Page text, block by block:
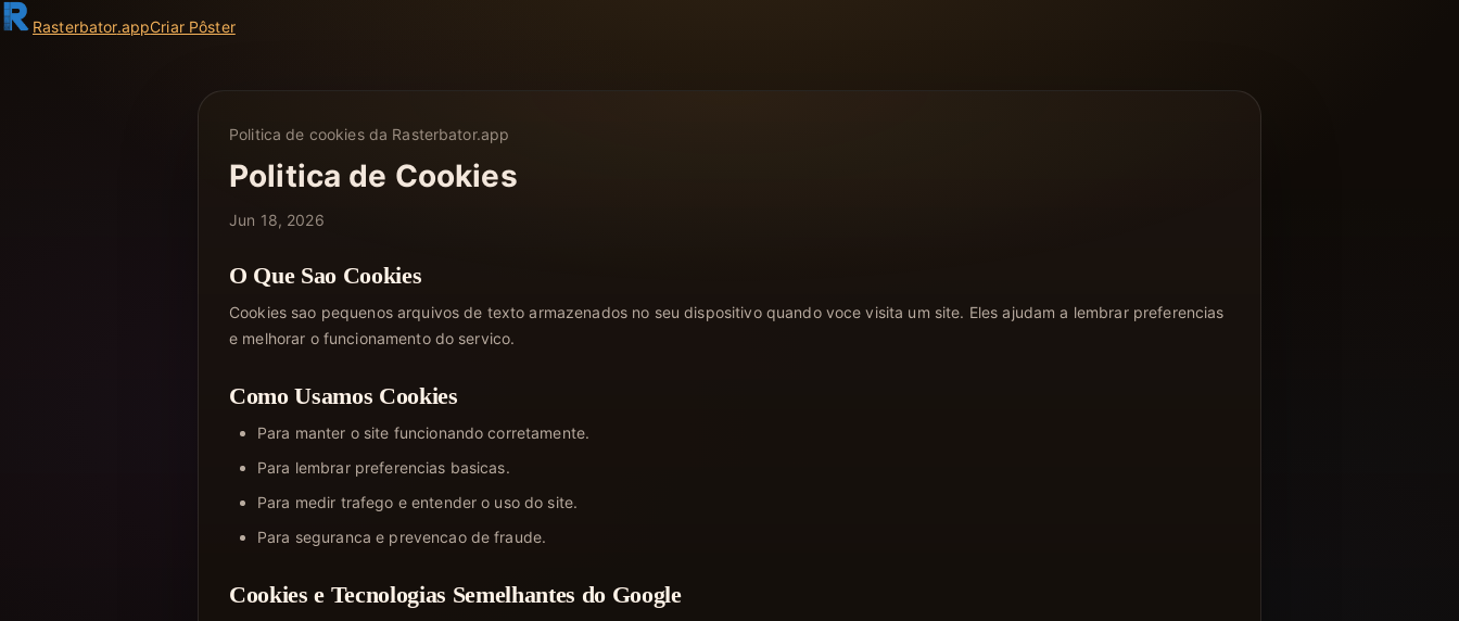
Rasterbator.appCriar Pôster
Politica de cookies da Rasterbator.app
Politica de Cookies
Jun 18, 2026
O Que Sao Cookies
Cookies sao pequenos arquivos de texto armazenados no seu dispositivo quando voce visita um site. Eles ajudam a lembrar preferencias
e melhorar o funcionamento do servico.
Como Usamos Cookies
Para manter o site funcionando corretamente.
Para lembrar preferencias basicas.
Para medir trafego e entender o uso do site.
Para seguranca e prevencao de fraude.
Cookies e Tecnologias Semelhantes do Google